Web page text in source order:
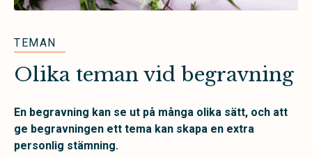
TEMAN
Olika teman vid begravning
En begravning kan se ut på många olika sätt, och att
ge begravningen ett tema kan skapa en extra
personlig stämning.